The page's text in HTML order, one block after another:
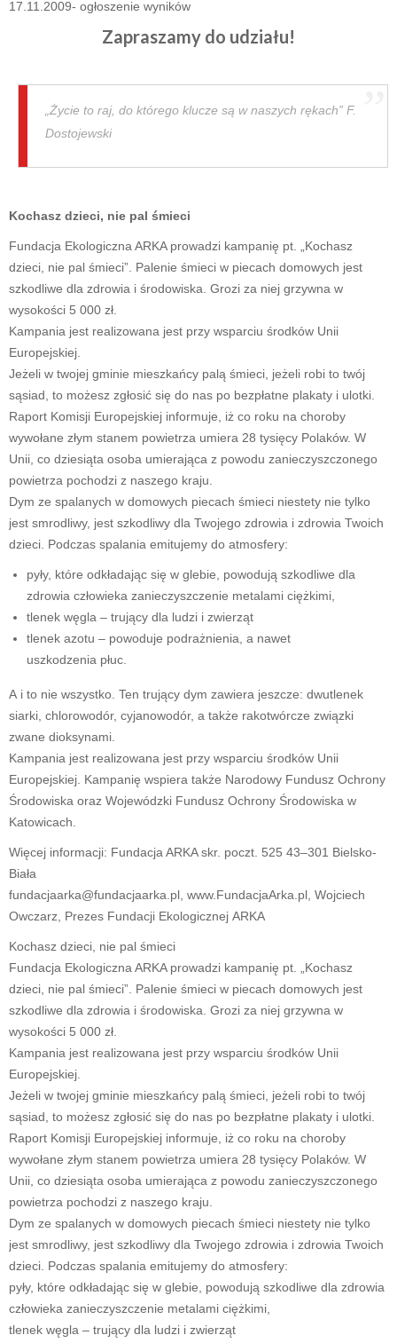
17.11.2009- ogłoszenie wyników
Zapraszamy do udziału!
„Życie to raj, do którego klucze są w naszych rękach” F.
Dostojewski
Kochasz dzieci, nie pal śmieci
Fundacja Ekologiczna ARKA prowadzi kampanię pt. „Kochasz
dzieci, nie pal śmieci”. Palenie śmieci w piecach domowych jest
szkodliwe dla zdrowia i środowiska. Grozi za niej grzywna w
wysokości 5 000 zł.
Kampania jest realizowana jest przy wsparciu środków Unii
Europejskiej.
Jeżeli w twojej gminie mieszkańcy palą śmieci, jeżeli robi to twój
sąsiad, to możesz zgłosić się do nas po bezpłatne plakaty i ulotki.
Raport Komisji Europejskiej informuje, iż co roku na choroby
wywołane złym stanem powietrza umiera 28 tysięcy Polaków. W
Unii, co dziesiąta osoba umierająca z powodu zanieczyszczonego
powietrza pochodzi z naszego kraju.
Dym ze spalanych w domowych piecach śmieci niestety nie tylko
jest smrodliwy, jest szkodliwy dla Twojego zdrowia i zdrowia Twoich
dzieci. Podczas spalania emitujemy do atmosfery:
pyły, które odkładając się w glebie, powodują szkodliwe dla
zdrowia człowieka zanieczyszczenie metalami ciężkimi,
tlenek węgla – trujący dla ludzi i zwierząt
tlenek azotu – powoduje podrażnienia, a nawet
uszkodzenia płuc.
A i to nie wszystko. Ten trujący dym zawiera jeszcze: dwutlenek
siarki, chlorowodór, cyjanowodór, a także rakotwórcze związki
zwane dioksynami.
Kampania jest realizowana jest przy wsparciu środków Unii
Europejskiej. Kampanię wspiera także Narodowy Fundusz Ochrony
Środowiska oraz Wojewódzki Fundusz Ochrony Środowiska w
Katowicach.
Więcej informacji: Fundacja ARKA skr. poczt. 525 43–301 Bielsko-
Biała
fundacjaarka@fundacjaarka.pl, www.FundacjaArka.pl, Wojciech
Owczarz, Prezes Fundacji Ekologicznej ARKA
Kochasz dzieci, nie pal śmieci
Fundacja Ekologiczna ARKA prowadzi kampanię pt. „Kochasz
dzieci, nie pal śmieci”. Palenie śmieci w piecach domowych jest
szkodliwe dla zdrowia i środowiska. Grozi za niej grzywna w
wysokości 5 000 zł.
Kampania jest realizowana jest przy wsparciu środków Unii
Europejskiej.
Jeżeli w twojej gminie mieszkańcy palą śmieci, jeżeli robi to twój
sąsiad, to możesz zgłosić się do nas po bezpłatne plakaty i ulotki.
Raport Komisji Europejskiej informuje, iż co roku na choroby
wywołane złym stanem powietrza umiera 28 tysięcy Polaków. W
Unii, co dziesiąta osoba umierająca z powodu zanieczyszczonego
powietrza pochodzi z naszego kraju.
Dym ze spalanych w domowych piecach śmieci niestety nie tylko
jest smrodliwy, jest szkodliwy dla Twojego zdrowia i zdrowia Twoich
dzieci. Podczas spalania emitujemy do atmosfery:
pyły, które odkładając się w glebie, powodują szkodliwe dla zdrowia
człowieka zanieczyszczenie metalami ciężkimi,
tlenek węgla – trujący dla ludzi i zwierząt